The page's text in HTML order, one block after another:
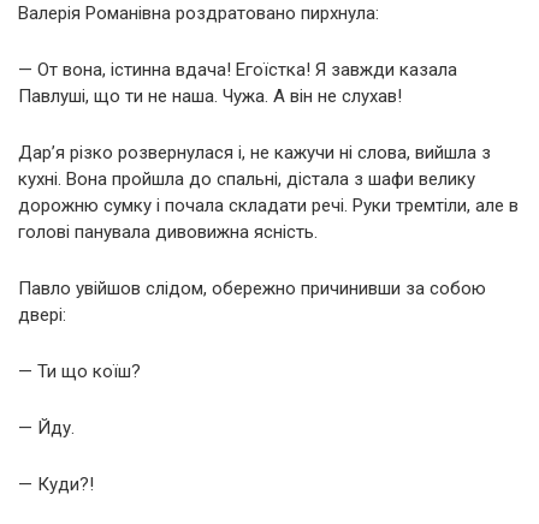
Валерія Романівна роздратовано пирхнула:
— От вона, істинна вдача! Егоїстка! Я завжди казала
Павлуші, що ти не наша. Чужа. А він не слухав!
Дар’я різко розвернулася і, не кажучи ні слова, вийшла з
кухні. Вона пройшла до спальні, дістала з шафи велику
дорожню сумку і почала складати речі. Руки тремтіли, але в
голові панувала дивовижна ясність.
Павло увійшов слідом, обережно причинивши за собою
двері:
— Ти що коїш?
— Йду.
— Куди?!